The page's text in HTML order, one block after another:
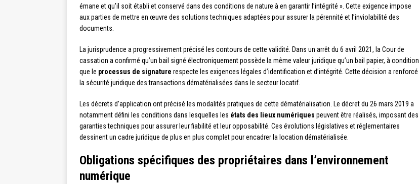
émane et qu’il soit établi et conservé dans des conditions de nature à en garantir l’intégrité ». Cette exigence impose
aux parties de mettre en œuvre des solutions techniques adaptées pour assurer la pérennité et l’inviolabilité des
documents.
La jurisprudence a progressivement précisé les contours de cette validité. Dans un arrêt du 6 avril 2021, la Cour de
cassation a confirmé qu’un bail signé électroniquement possède la même valeur juridique qu’un bail papier, à condition
que le processus de signature respecte les exigences légales d’identification et d’intégrité. Cette décision a renforcé
la sécurité juridique des transactions dématérialisées dans le secteur locatif.
Les décrets d’application ont précisé les modalités pratiques de cette dématérialisation. Le décret du 26 mars 2019 a
notamment défini les conditions dans lesquelles les états des lieux numériques peuvent être réalisés, imposant des
garanties techniques pour assurer leur fiabilité et leur opposabilité. Ces évolutions législatives et réglementaires
dessinent un cadre juridique de plus en plus complet pour encadrer la location dématérialisée.
Obligations spécifiques des propriétaires dans l’environnement
numérique